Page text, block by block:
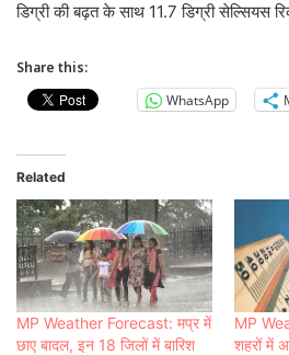
डिग्री की बढ़त के साथ 11.7 डिग्री सेल्सियस
Share this:
WhatsApp
Related
MP Weather Forecast: मप्र में
छाए बादल, इन 18 जिलों में बारिश
MP
शहरों में